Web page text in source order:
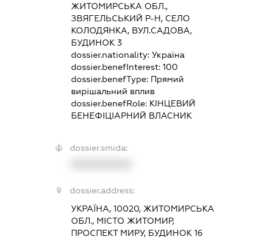
ЖИТОМИРСЬКА ОБЛ.,
ЗВЯГЕЛЬСЬКИЙ Р-Н, СЕЛО
КОЛОДЯНКА, ВУЛ.САДОВА,
БУДИНОК 3
dossier.nationality: Україна
dossier.benefInterest: 100
dossier.benefType: Прямий
вирішальний вплив
dossier.benefRole: КІНЦЕВИЙ
БЕНЕФІЦІАРНИЙ ВЛАСНИК
dossier.smida:
dossier.address:
УКРАЇНА, 10020, ЖИТОМИРСЬКА
ОБЛ., МІСТО ЖИТОМИР,
ПРОСПЕКТ МИРУ, БУДИНОК 16